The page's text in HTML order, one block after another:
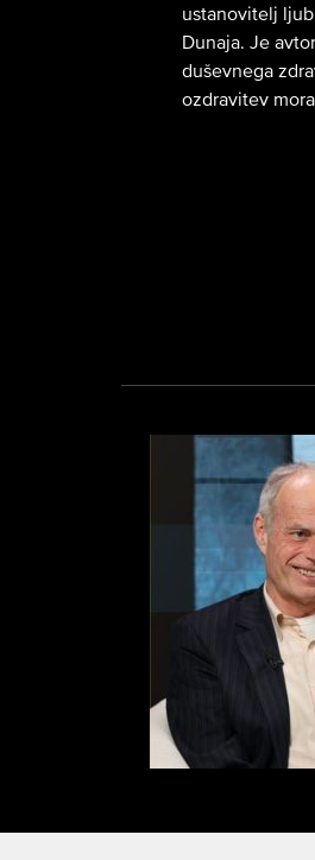
ustanovitelj
Dunaja. Je
duševnega
ozdravitev